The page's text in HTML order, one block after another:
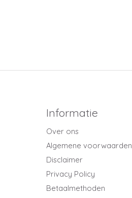
Informatie
Over ons
Algemene voorwaarden
Disclaimer
Privacy Policy
Betaalmethoden